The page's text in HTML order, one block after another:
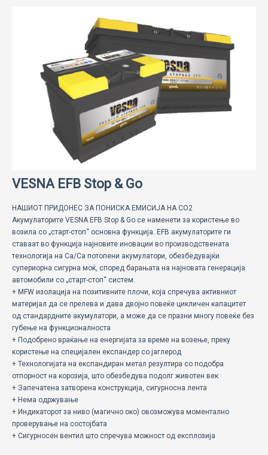
ИНДУСТРИСКИ БАТЕРИИ
ECOMOTION
СПОРТ
НОВОСТИ
VESNA EFB Stop & Go
НАШИОТ ПРИДОНЕС ЗА ПОНИСКА ЕМИСИЈА НА CO2
Акумулаторите VESNA EFB Stop & Go се наменети за користење во
возила со „старт-стоп“ основна функција. EFB акумулаторите ги
ставаат во функција најновите иновации во производствената
технологија на Са/Са потопени акумулатори, обезбедувајќи
супериорна сигурна моќ, според барањата на најновата генерација
автомобили со „старт-стоп“ систем.
+ MFW изолација на позитивните плочи, која спречува активниот
материјал да се прелева и дава двојно повеќе цикличен капацитет
од стандардните акумулатори, а може да се празни многу повеќе без
губење на функционалноста
+ Подобрено враќање на енергијата за време на возење, преку
користење на специјален експандер со јаглерод
+ Технологијата на експандиран метал резултира со подобра
отпорност на корозија, што обезбедува подолг животен век
+ Запечатена затворена конструкција, сигурносна лента
+ Нема одржување
+ Индикаторот за ниво (магично око) овозможува моментално
проверување на состојбата
+ Сигурносен вентил што спречува можност од експлозија